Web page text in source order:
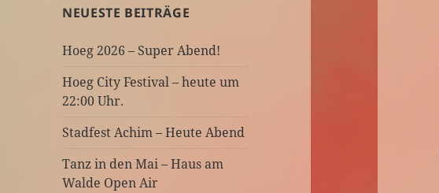
NEUESTE BEITRÄGE
Hoeg 2026 – Super Abend!
Hoeg City Festival – heute um
22:00 Uhr.
Stadfest Achim – Heute Abend
Tanz in den Mai – Haus am
Walde Open Air